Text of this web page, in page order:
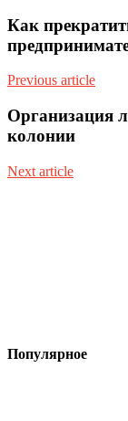
Как
Previous article
Организация
колонии
Next article
Популярное